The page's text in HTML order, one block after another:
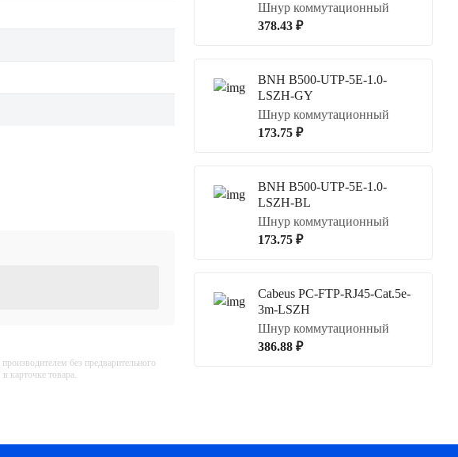
без предварительного
карточке товара.
Шнур коммутационный
378.43 ₽
BNH B500-UTP-5E-1.0-
LSZH-GY
Шнур коммутационный
173.75 ₽
BNH B500-UTP-5E-1.0-
LSZH-BL
Шнур коммутационный
173.75 ₽
Cabeus PC-FTP-RJ45-Cat.5e-
3m-LSZH
Шнур коммутационный
386.88 ₽